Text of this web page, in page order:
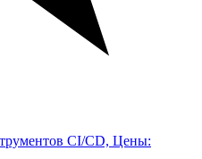
CI/CD, Цены: